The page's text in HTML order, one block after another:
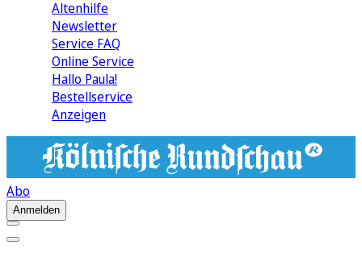
Altenhilfe
Newsletter
Service FAQ
Online Service
Hallo Paula!
Bestellservice
Anzeigen
Abo
Anmelden